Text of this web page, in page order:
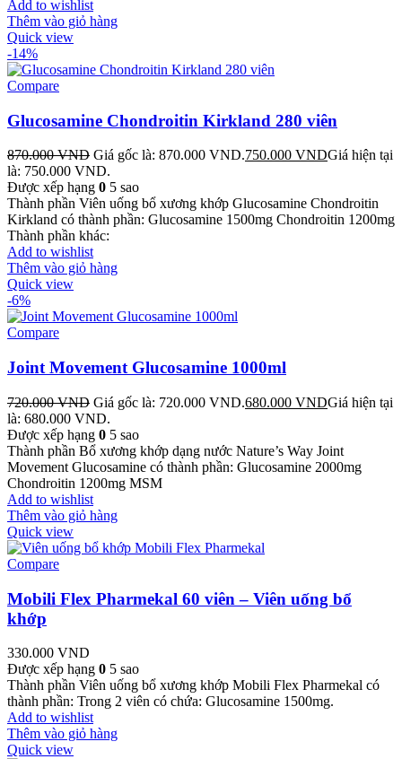
Add to wishlist
Thêm vào giỏ hàng
Quick view
-14%
Compare
Glucosamine Chondroitin Kirkland 280 viên
870.000VND Giá gốc là: 870.000 VND.750.000 VNDGiá hiện tại
là: 750.000 VND.
Được xếp hạng 0 5 sao
Thành phần Viên uống bổ xương khớp Glucosamine Chondroitin
Kirkland có thành phần: Glucosamine 1500mg Chondroitin 1200mg
Thành phần khác:
Add to wishlist
Thêm vào giỏ hàng
Quick view
-6%
Compare
Joint Movement Glucosamine 1000ml
720.000VND Giá gốc là: 720.000 VND.680.000 VNDGiá hiện tại
là: 680.000 VND.
Được xếp hạng 0 5 sao
Thành phần Bổ xương khớp dạng nước Nature’s Way Joint
Movement Glucosamine có thành phần: Glucosamine 2000mg
Chondroitin 1200mg MSM
Add to wishlist
Thêm vào giỏ hàng
Quick view
Compare
Mobili Flex Pharmekal 60 viên – Viên uống bổ
khớp
330.000 VND
Được xếp hạng 0 5 sao
Thành phần Viên uống bổ xương khớp Mobili Flex Pharmekal có
thành phần: Trong 2 viên có chứa: Glucosamine 1500mg.
Add to wishlist
Thêm vào giỏ hàng
Quick view